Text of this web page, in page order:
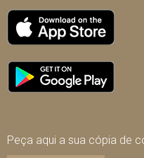
Peça aqui a sua cópia de